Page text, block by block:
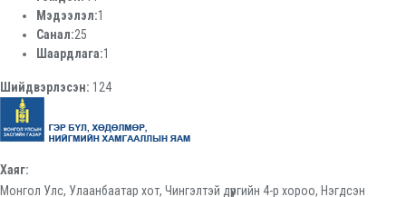
Мэдээлэл:1
Санал:25
Шаардлага:1
Шийдвэрлэсэн: 124
Хаяг:
Монгол Улс, Улаанбаатар хот, Чингэлтэй дүүргийн 4-р хороо, Нэгдсэн